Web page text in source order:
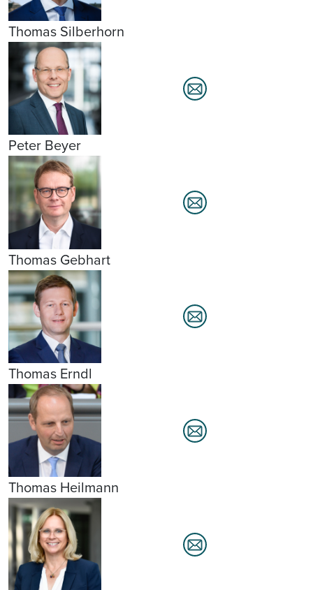
Thomas Silberhorn
Peter Beyer
Thomas Gebhart
Thomas Erndl
Thomas Heilmann